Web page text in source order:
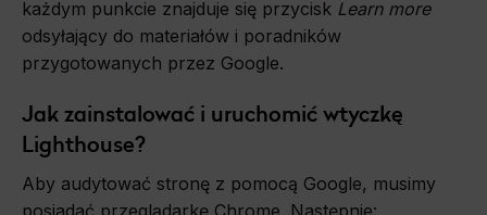
każdym punkcie znajduje się przycisk Learn more
odsyłający do materiałów i poradników
przygotowanych przez Google.
Jak zainstalować i uruchomić wtyczkę
Lighthouse?
Aby audytować stronę z pomocą Google, musimy